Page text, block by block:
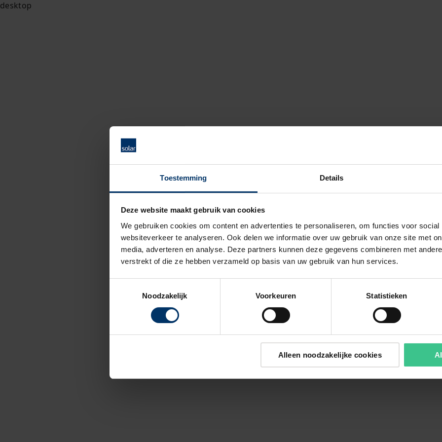
Toestemming Details
Deze website maakt gebruik van cookies
We gebruiken cookies om content en advertenties te personaliseren, om functies voor
websiteverkeer te analyseren. Ook delen we informatie over uw gebruik van onze site met
media, adverteren en analyse. Deze partners kunnen deze gegevens combineren met
verstrekt of die ze hebben verzameld op basis van uw gebruik van hun services.
Noodzakelijk
Voorkeuren Statistieken
Alleen noodzakelijke cookies